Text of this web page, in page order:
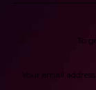
To